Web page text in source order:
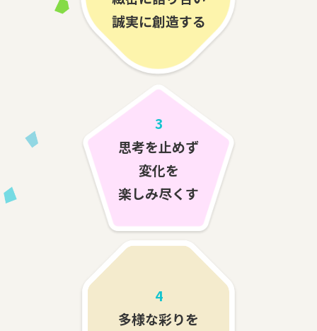
誠実に創造する
3
思考を止めず
変化を
楽しみ尽くす
4
多様な彩りを